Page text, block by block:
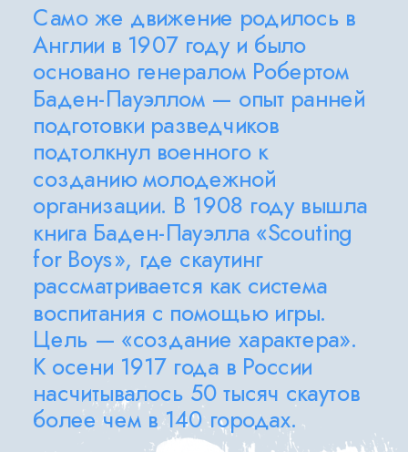
Само же движение родилось в
Англии в 1907 году и было
основано генералом Робертом
Баден-Пауэллом — опыт ранней
подготовки разведчиков
подтолкнул военного к
созданию молодежной
организации. В 1908 году вышла
книга Баден-Пауэлла «Scouting
for Boys», где скаутинг
рассматривается как система
воспитания с помощью игры.
Цель — «создание характера».
К осени 1917 года в России
насчитывалось 50 тысяч скаутов
более чем в 140 городах.